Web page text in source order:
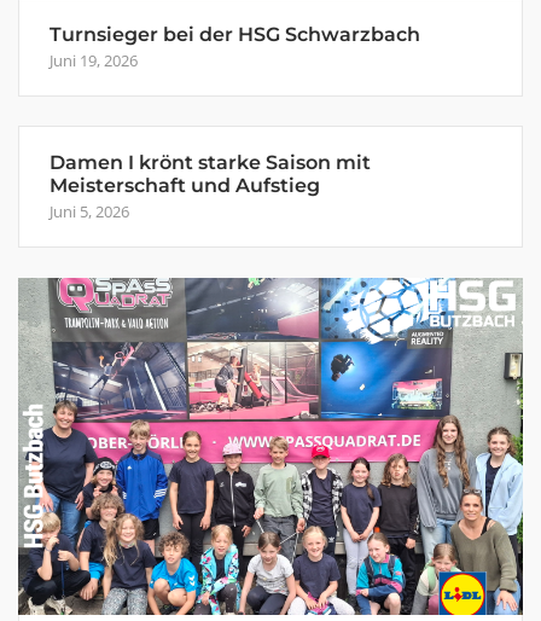
Turnsieger bei der HSG Schwarzbach
Juni 19, 2026
Damen I krönt starke Saison mit
Meisterschaft und Aufstieg
Juni 5, 2026